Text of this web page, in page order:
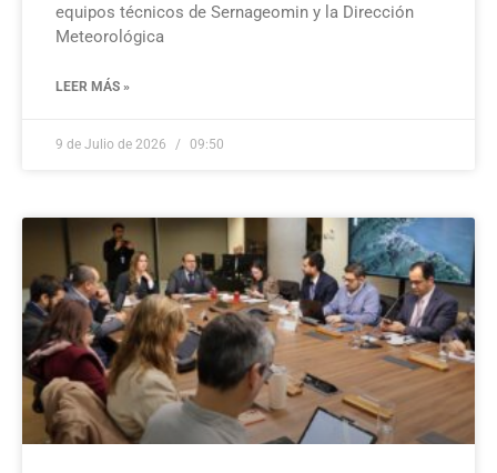
equipos técnicos de Sernageomin y la Dirección
Meteorológica
LEER MÁS »
9 de Julio de 2026 09:50